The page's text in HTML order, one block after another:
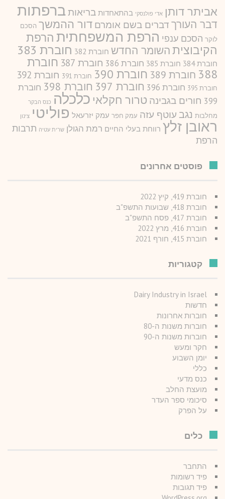
אביתר דותן אדי פולנסקי בהתאחדות בריאותברפתות
דבר העורך דברים בשם אומרם דור ההמשך הסכם
לוקר הסכם ענפי הרפת המשפחתית הרפת
הקיבוציתהשומר החדש חוברת 382 חוברת 383
חוברת 384 חוברת 385 חוברת 386 חוברת 387
חוברת
388 חוברת 389 חוברת 390 חוברת 391 חוברת 392
חוברת 395 חוברת 396 חוברת 397 חוברת 398
חוברת
399 חורים בגבינה טרור חקלאי כלכלה כנס הבקר
מחלבות נגב עוטף עזה עמק חפר עמק יזרעאל פוליטי צינון
ראובן זלץ רווחת בעלי החיים רמת הגולן שרית עטיה תרבות
הרפת
פוסטים אחרונים
חוברת 419, קיץ 2022
חוברת 418, שבועות התשפ"ב
חוברת 417, פסח התשפ"ב
חוברת 416, מרץ 2022
חוברת 415, חורף 2021
קטגוריות
Dairy Industry in Israel
חדשות
חוברות אחרונות
חוברות משנות ה-80
חוברות משנות ה-90
חקר ומעש
יומן השבוע
כללי
כנס מדעי
מועצת החלב
סיכומי ספר העדר
על הפרק
כלים
התחבר
פיד רשומות
פיד תגובות